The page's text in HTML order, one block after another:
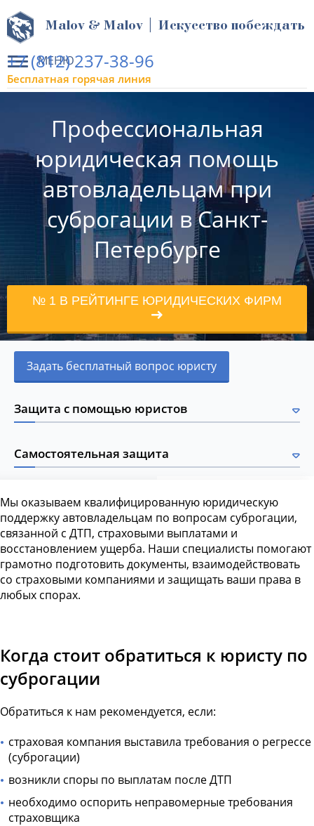
МЕНЮ
Malov & Malov | Искусство побеждать
+7 (812) 237-38-96
Бесплатная горячая линия
Профессиональная
юридическая помощь
автовладельцам при
суброгации в Санкт-
Петербурге
№ 1 В РЕЙТИНГЕ ЮРИДИЧЕСКИХ ФИРМ
Задать бесплатный вопрос юристу
Защита с помощью юристов
Самостоятельная защита
Мы оказываем квалифицированную юридическую
поддержку автовладельцам по вопросам суброгации,
связанной с ДТП, страховыми выплатами и
восстановлением ущерба. Наши специалисты помогают
грамотно подготовить документы, взаимодействовать
со страховыми компаниями и защищать ваши права в
любых спорах.
Когда стоит обратиться к юристу по
суброгации
Обратиться к нам рекомендуется, если:
страховая компания выставила требования о регрессе
(суброгации)
возникли споры по выплатам после ДТП
необходимо оспорить неправомерные требования
страховщика